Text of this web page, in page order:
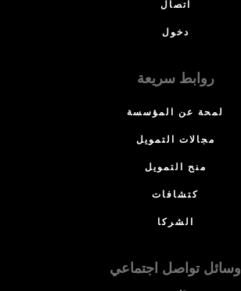
اتصال
دخول
روابط سريعة
لمحة عن المؤسسة
مجالات التمويل
منح التمويل
كتشافات
الشركا
وسائل تواصل اجتماعي